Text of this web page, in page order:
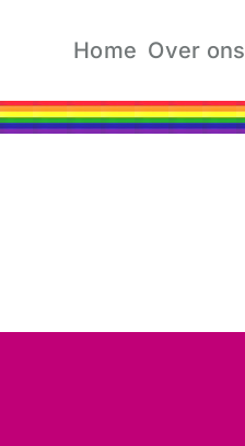
Home Over ons